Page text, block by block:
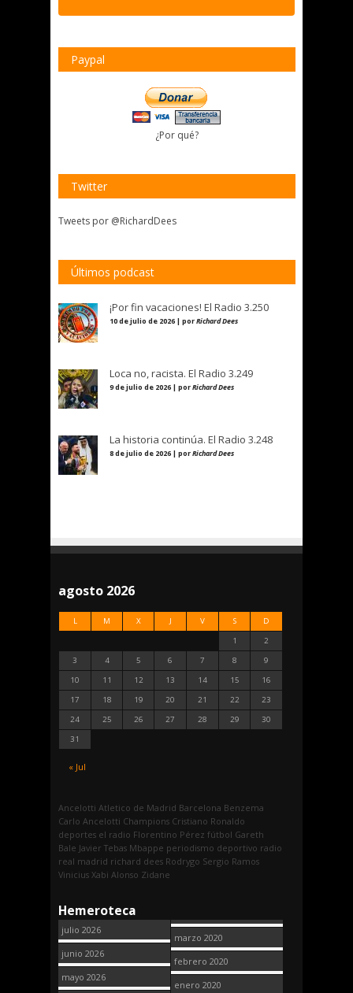
Paypal
¿Por qué?
Twitter
Tweets por @RichardDees
Últimos podcast
¡Por fin vacaciones! El Radio 3.250
10 de julio de 2026 | porRichard Dees
Loca no, racista. El Radio 3.249
9 de julio de 2026 | porRichard Dees
La historia continúa. El Radio 3.248
8 de julio de 2026 | porRichard Dees
agosto 2026
L M X J V S D
« Jul
1
2
3
4 5 6 7 8
9
10
11 12 13 14 15
16
17
18 19 20 21 22
23
24
25 26 27 28 29
30
31
Ancelotti Atletico de Madrid Barcelona Benzema
Carlo Ancelotti Champions Cristiano Ronaldo
deportes el radio Florentino Pérez fútbol Gareth
Bale Javier Tebas Mbappe periodismo deportivo radio
real madrid richard dees Rodrygo Sergio Ramos
Vinicius Xabi Alonso Zidane
Hemeroteca
julio 2026
junio 2026
mayo 2026
marzo 2020
febrero 2020
enero 2020